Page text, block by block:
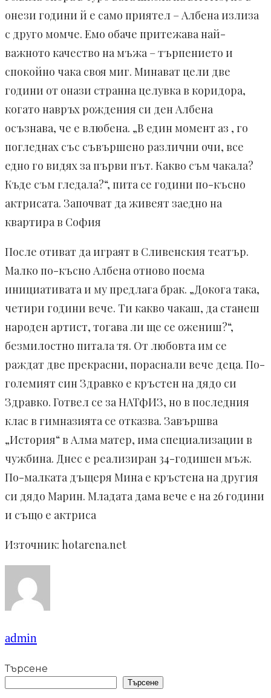
онези години й е само приятел – Албена излиза
с друго момче. Емо обаче притежава най-
важното качество на мъжа – търпението и
спокойно чака своя миг. Минават цели две
години от онази странна целувка в коридора,
когато навръх рождения си ден Албена
осъзнава, че е влюбена. „В един момент аз , го
погледнах със съвършено различни очи, все
едно го видях за първи път. Какво съм чакала?
Къде съм гледала?“, пита се години по-късно
актрисата. Започват да живеят заедно на
квартира в София
После отиват да играят в Сливенския театър.
Малко по-късно Албена отново поема
инициативата и му предлага брак. „Докога така,
четири години вече. Ти какво чакаш, да станеш
народен артист, тогава ли ще се ожениш?“,
безмилостно питала тя. От любовта им се
раждат две прекрасни, пораснали вече деца. По-
големият син Здравко е кръстен на дядо си
Здравко. Готвел се за НАТфИЗ, но в последния
клас в гимназията се отказва. Завършва
„История“ в Алма матер, има специализации в
чужбина. Днес е реализиран 34-годишен мъж.
По-малката дъщеря Мина е кръстена на другия
си дядо Марин. Младата дама вече е на 26 години
и също е актриса
Източник: hotarena.net
admin
Търсене
Търсене